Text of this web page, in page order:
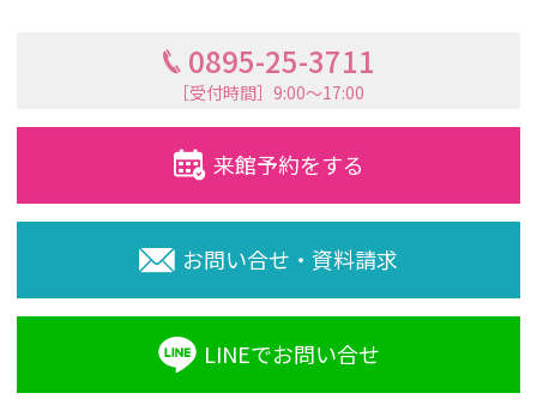
0895-25-3711
［受付時間］9:00〜17:00
来館予約をする
お問い合せ・資料請求
LINEでお問い合せ